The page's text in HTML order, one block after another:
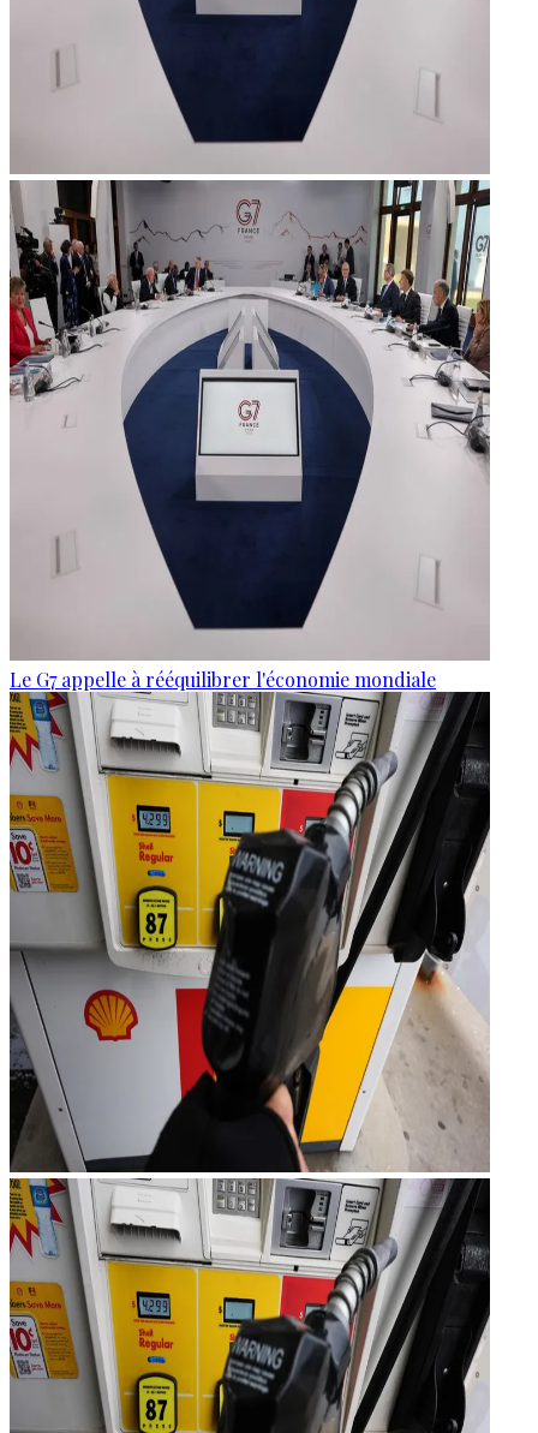
Le G7 appelle à rééquilibrer l'économie mondiale